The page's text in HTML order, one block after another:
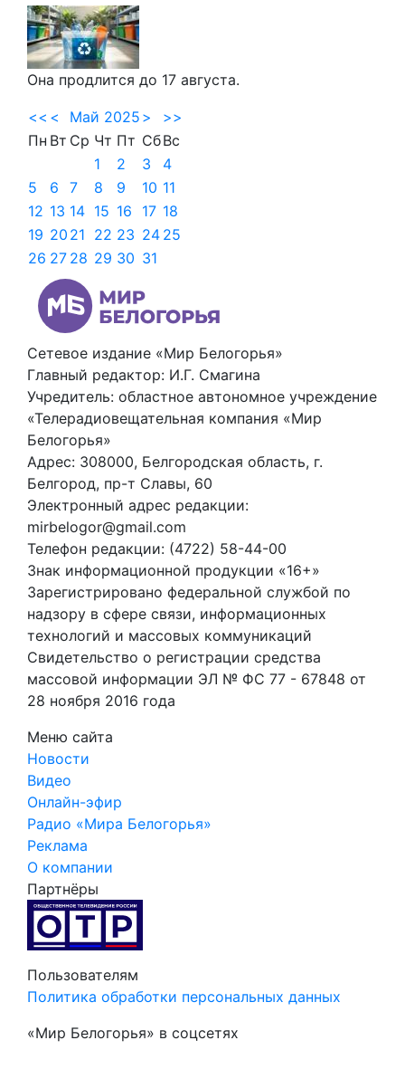
Она продлится до 17 августа.
<< < Май 2025 >
>>
Пн Вт Ср Чт Пт СбВс
1
2 3
4
5
6 7 8 9 10 11
12 13 14 15 16 17 18
19 20 21 22 23 24 25
26 27 28 29 30 31
Сетевое издание «Мир Белогорья»
Главный редактор: И.Г. Смагина
Учредитель: областное автономное учреждение
«Телерадиовещательная компания «Мир
Белогорья»
Адрес: 308000, Белгородская область, г.
Белгород, пр-т Славы, 60
Электронный адрес редакции:
mirbelogor@gmail.com
Телефон редакции: (4722) 58-44-00
Знак информационной продукции «16+»
Зарегистрировано федеральной службой по
надзору в сфере связи, информационных
технологий и массовых коммуникаций
Свидетельство о регистрации средства
массовой информации ЭЛ № ФС 77 - 67848 от
28 ноября 2016 года
Меню сайта
Новости
Видео
Онлайн-эфир
Радио «Мира Белогорья»
Реклама
О компании
Партнёры
Пользователям
Политика обработки персональных данных
«Мир Белогорья» в соцсетях